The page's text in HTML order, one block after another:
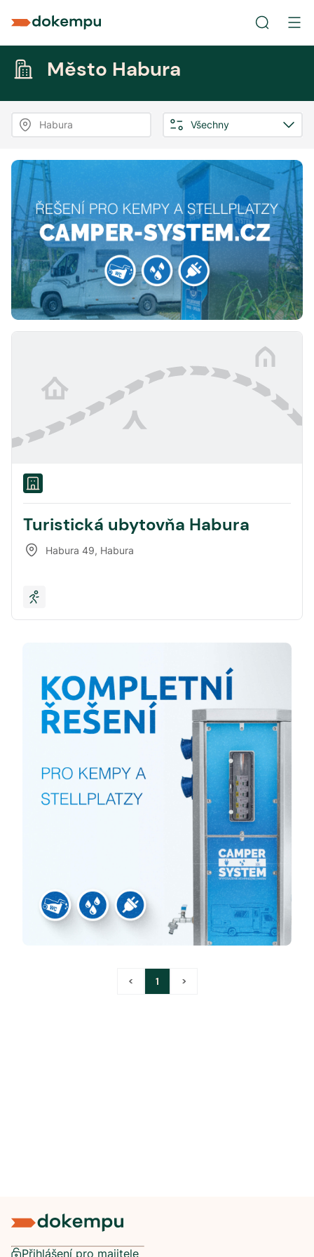
Město Habura
Habura Všechny
Turistická ubytovňa Habura
Habura 49, Habura
< 1 >
Přihlášení pro majitele